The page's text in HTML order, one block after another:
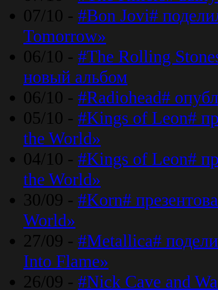
07/10 - #Bon Jovi#
Tomorrow»
06/10 - #The Rolling
новый альбом
06/10 - #Radiohead#
05/10 - #Kings of Leon#
the World»
04/10 - #Kings of Leon#
the World»
30/09 - #Korn#
World»
27/09 - #Metallica#
Into Flame»
26/09 - #Nick Cave and